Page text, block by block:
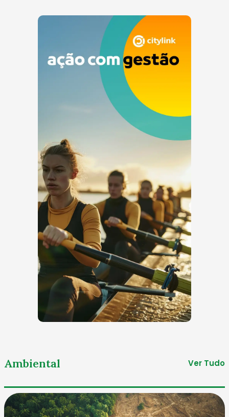
quais atividades, ativos e projetos realmente poderiam ser
tratados como sustentáveis.
Ambiental Ver Tudo